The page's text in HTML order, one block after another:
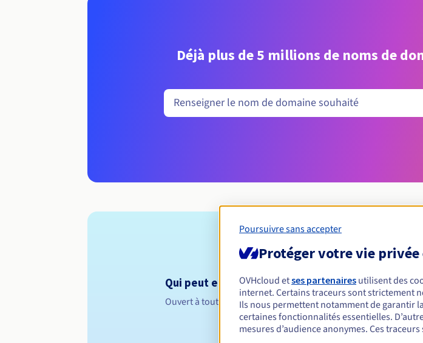
Déjà plus de 5 millions de noms de
Conditions
Qui peut enregistrer un .teach.pro ?
Ouvert à toutes les personnes physiques ou morales, sans
Règles de gestion
Poursuivre sans accepter
Protéger votre vie
OVHcloud etses partenaires utilisent des
internet. Certains traceurs sont strictement
Ils nous permettent notamment de garantir
certaines fonctionnalités essentielles.
mesures d’audience anonymes. Ces